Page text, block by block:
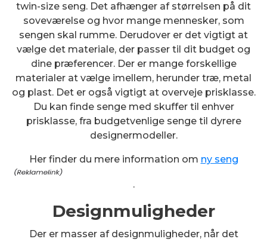
twin-size seng. Det afhænger af størrelsen på dit
soveværelse og hvor mange mennesker, som
sengen skal rumme. Derudover er det vigtigt at
vælge det materiale, der passer til dit budget og
dine præferencer. Der er mange forskellige
materialer at vælge imellem, herunder træ, metal
og plast. Det er også vigtigt at overveje prisklasse.
Du kan finde senge med skuffer til enhver
prisklasse, fra budgetvenlige senge til dyrere
designermodeller.
Her finder du mere information om ny seng
.
Designmuligheder
Der er masser af designmuligheder, når det